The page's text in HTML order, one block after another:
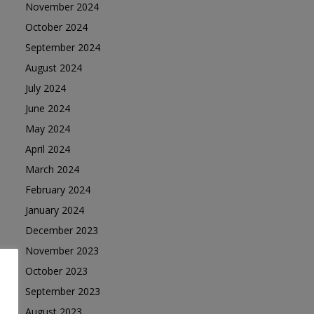
November 2024
October 2024
September 2024
August 2024
July 2024
June 2024
May 2024
April 2024
March 2024
February 2024
January 2024
December 2023
November 2023
October 2023
September 2023